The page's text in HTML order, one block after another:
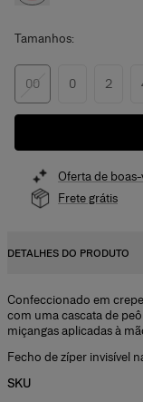
Tamanhos:
00 0 2
Oferta de
Frete grátis
DETALHES DO PRODUTO
Confeccionado em
com uma cascata de
miçangas aplicadas à
Fecho de zíper invisível
SKU